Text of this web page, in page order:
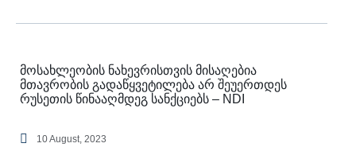
მოსახლეობის ნახევრისთვის მისაღებია
მთავრობის გადაწყვეტილება არ შეუერთდეს
რუსეთის წინააღმდეგ სანქციებს – NDI
10 August, 2023